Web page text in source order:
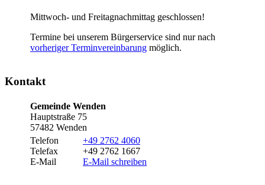
Mittwoch- und Freitagnachmittag geschlossen!
Termine bei unserem Bürgerservice sind nur nach
vorheriger Terminvereinbarung möglich.
Kontakt
Gemeinde Wenden
Hauptstraße 75
57482 Wenden
Telefon
Telefax
E-Mail
+49 2762 4060
+49 2762 1667
E-Mail schreiben